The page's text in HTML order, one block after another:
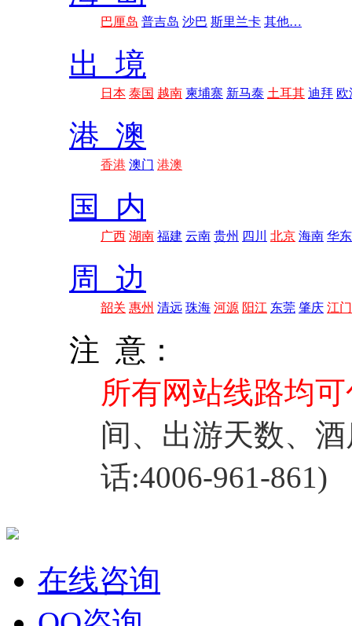
巴厘岛 普吉岛 沙巴 斯里兰卡 其他…
出 境
日本 泰国 越南 柬埔寨 新马泰 土耳其 迪拜 欧
港 澳
香港 澳门 港澳
国 内
广西 湖南 福建 云南 贵州 四川 北京 海南 华东
周 边
韶关 惠州 清远 珠海 河源 阳江 东莞 肇庆 江门
注 意：
所有网站线路均
间、出游天数、
话:4006-961-861)
在线咨询